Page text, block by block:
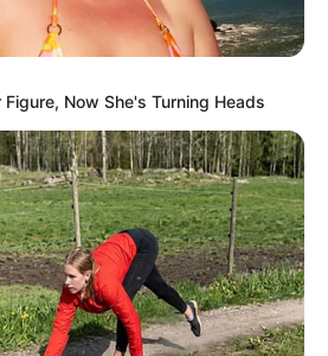
Now She's Turning Heads